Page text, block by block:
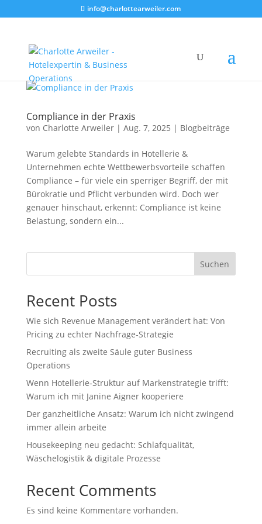
info@charlottearweiler.com
Compliance in der Praxis
von Charlotte Arweiler| Aug. 7, 2025 | Blogbeiträge
Warum gelebte Standards in Hotellerie &
Unternehmen echte Wettbewerbsvorteile schaffen
Compliance – für viele ein sperriger Begriff, der mit
Bürokratie und Pflicht verbunden wird. Doch wer
genauer hinschaut, erkennt: Compliance ist keine
Belastung, sondern ein...
Suchen
Recent Posts
Wie sich Revenue Management verändert hat: Von
Pricing zu echter Nachfrage‑Strategie
Recruiting als zweite Säule guter Business
Operations
Wenn Hotellerie‑Struktur auf Markenstrategie trifft:
Warum ich mit Janine Aigner kooperiere
Der ganzheitliche Ansatz: Warum ich nicht zwingend
immer allein arbeite
Housekeeping neu gedacht: Schlafqualität,
Wäschelogistik & digitale Prozesse
Recent Comments
Es sind keine Kommentare vorhanden.